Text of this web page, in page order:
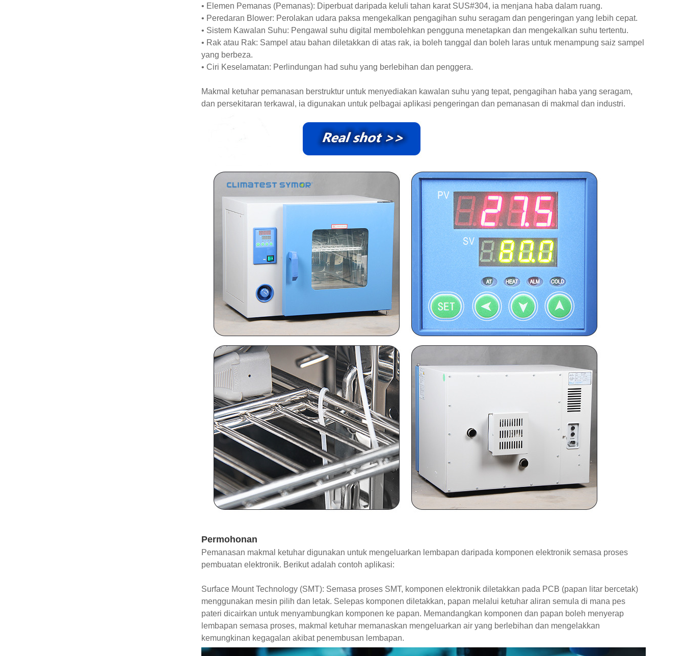
• Elemen Pemanas (Pemanas): Diperbuat daripada keluli tahan karat SUS#304, ia menjana haba dalam ruang.
• Peredaran Blower: Perolakan udara paksa mengekalkan pengagihan suhu seragam dan pengeringan yang lebih cepat.
• Sistem Kawalan Suhu: Pengawal suhu digital membolehkan pengguna menetapkan dan mengekalkan suhu tertentu.
• Rak atau Rak: Sampel atau bahan diletakkan di atas rak, ia boleh tanggal dan boleh laras untuk menampung saiz sampel
yang berbeza.
• Ciri Keselamatan: Perlindungan had suhu yang berlebihan dan penggera.
Makmal ketuhar pemanasan berstruktur untuk menyediakan kawalan suhu yang tepat, pengagihan haba yang seragam,
dan persekitaran terkawal, ia digunakan untuk pelbagai aplikasi pengeringan dan pemanasan di makmal dan industri.
Permohonan
Pemanasan makmal ketuhar digunakan untuk mengeluarkan lembapan daripada komponen elektronik semasa proses
pembuatan elektronik. Berikut adalah contoh aplikasi:
Surface Mount Technology (SMT): Semasa proses SMT, komponen elektronik diletakkan pada PCB (papan litar bercetak)
menggunakan mesin pilih dan letak. Selepas komponen diletakkan, papan melalui ketuhar aliran semula di mana pes
pateri dicairkan untuk menyambungkan komponen ke papan. Memandangkan komponen dan papan boleh menyerap
lembapan semasa proses, makmal ketuhar memanaskan mengeluarkan air yang berlebihan dan mengelakkan
kemungkinan kegagalan akibat penembusan lembapan.